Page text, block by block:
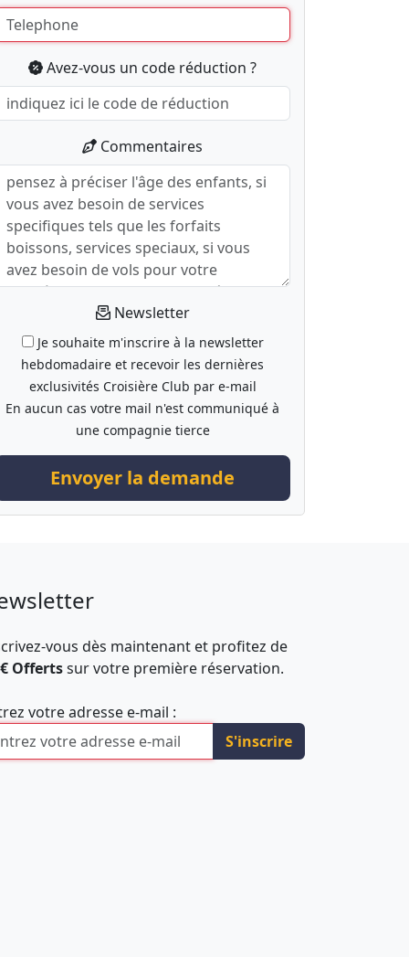
Avez-vous un code réduction ?
Commentaires
Newsletter
Je souhaite m'inscrire à la newsletter
hebdomadaire et recevoir les dernières
exclusivités Croisière Club par e-mail
En aucun cas votre mail n'est communiqué à
une compagnie tierce
Envoyer la demande
vous dès maintenant et profitez de
Offertssur votre première réservation.
votre adresse e-mail :
S'inscrire